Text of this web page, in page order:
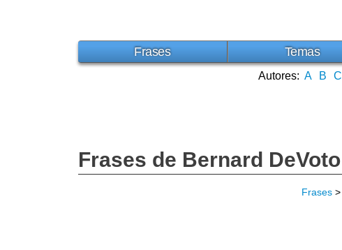
Frases Temas
Autores: A B C
Frases de Bernard DeVoto
Frases >